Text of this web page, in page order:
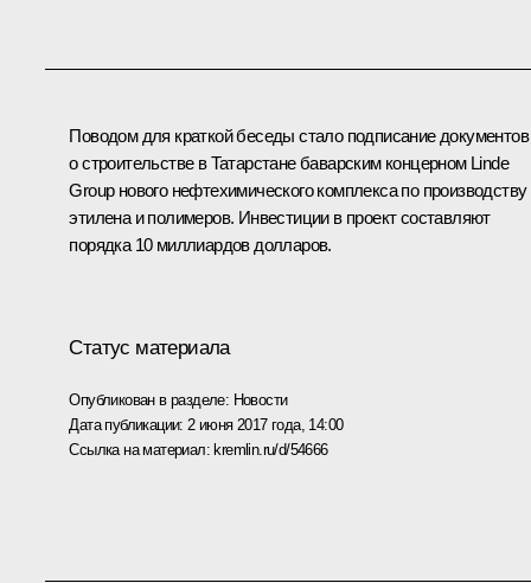
Поводом для краткой беседы стало подписание документов
о строительстве в Татарстане баварским концерном Linde
Group нового нефтехимического комплекса по производству
этилена и полимеров. Инвестиции в проект составляют
порядка 10 миллиардов долларов.
Статус материала
Опубликован в разделе: Новости
Дата публикации: 2 июня 2017 года, 14:00
Ссылка на материал: kremlin.ru/d/54666